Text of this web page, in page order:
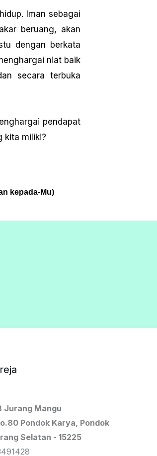
Iman sebagai
beruang, akan
dengan berkata
niat baik
secara terbuka
pendapat
kita miliki?
kepada-Mu)
Jurang Mangu
Pondok Karya, Pondok
Selatan - 15225